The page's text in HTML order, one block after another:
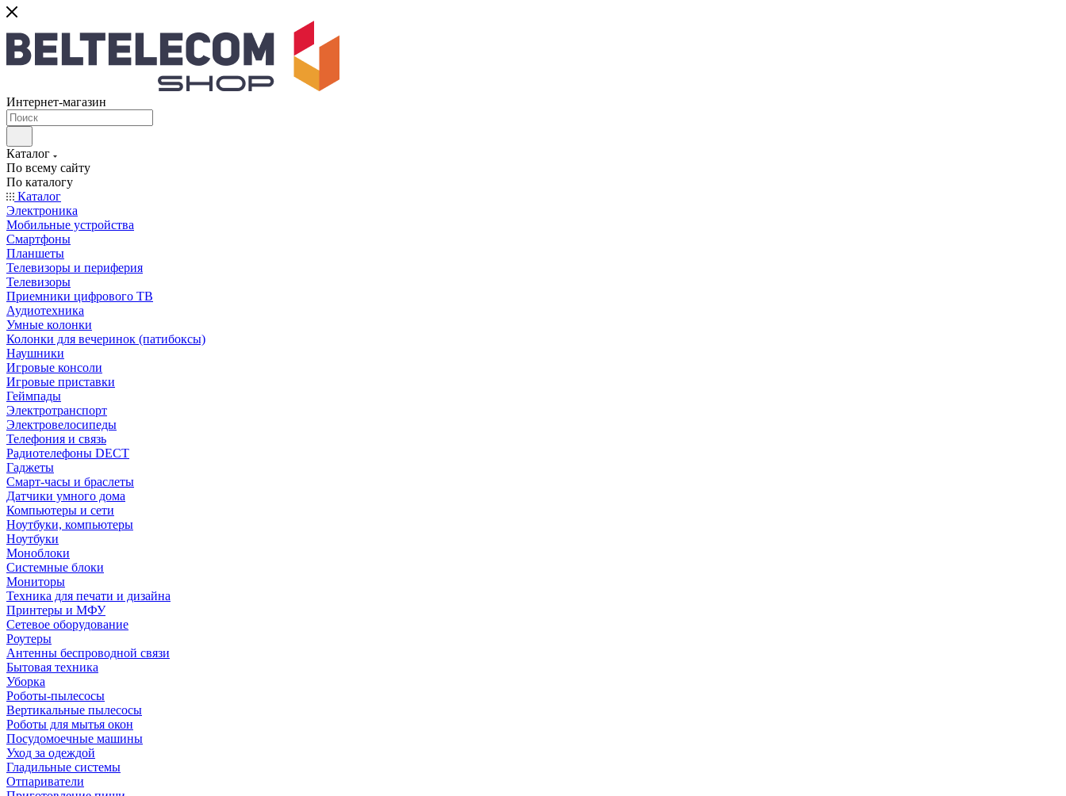
Интернет-магазин
Каталог
По всему сайту
По каталогу
Каталог
Электроника
Мобильные устройства
Смартфоны
Планшеты
Телевизоры и периферия
Телевизоры
Приемники цифрового ТВ
Аудиотехника
Умные колонки
Колонки для вечеринок (патибоксы)
Наушники
Игровые консоли
Игровые приставки
Геймпады
Электротранспорт
Электровелосипеды
Телефония и связь
Радиотелефоны DECT
Гаджеты
Смарт-часы и браслеты
Датчики умного дома
Компьютеры и сети
Ноутбуки, компьютеры
Ноутбуки
Моноблоки
Системные блоки
Мониторы
Техника для печати и дизайна
Принтеры и МФУ
Сетевое оборудование
Роутеры
Антенны беспроводной связи
Бытовая техника
Уборка
Роботы-пылесосы
Вертикальные пылесосы
Роботы для мытья окон
Посудомоечные машины
Уход за одеждой
Гладильные системы
Отпариватели